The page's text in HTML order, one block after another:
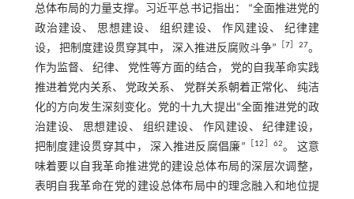
总体布局的力量支撑。习近平总书记指出： “全面推进党的
政治建设、 思想建设、 组织建设、 作风建设、 纪律建
设， 把制度建设贯穿其中， 深入推进反腐败斗争”
［7 ］27。
作为监督、 纪律、 党性等方面的结合， 党的自我革命实践
推进着党内关系、 党政关系、 党群关系朝着正常化、 纯洁
化的方向发生深刻变化。党的十九大提出“全面推进党的政
治建设、 思想建设、 组织建设、 作风建设、 纪律建设，
把制度建设贯穿其中， 深入推进反腐倡廉”
12 ］62。 这意
味着要以自我革命推进党的建设总体布局的深层次调整，
表明自我革命在党的建设总体布局中的理念融入和地位提